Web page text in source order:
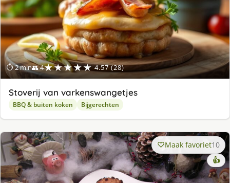
⏱ 2 min👥 4★★★★★ 4.57 (28)
Stoverij van varkenswangetjes
BBQ & buiten koken Bijgerechten
Maak favoriet10
👍